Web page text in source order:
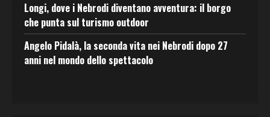
Longi, dove i Nebrodi diventano avventura: il borgo
che punta sul turismo outdoor
Angelo Pidalà, la seconda vita nei Nebrodi dopo 27
anni nel mondo dello spettacolo